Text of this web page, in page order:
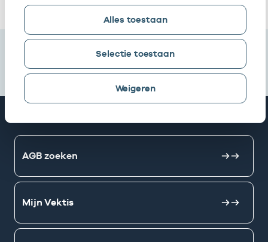
Alles toestaan
Selectie toestaan
Weigeren
AGB zoeken
Mijn Vektis